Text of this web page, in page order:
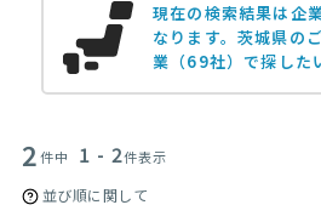
現在の検索結果は企
なります。茨城県の
業（69社）で探した
2件中 1 - 2件表示
並び順に関して